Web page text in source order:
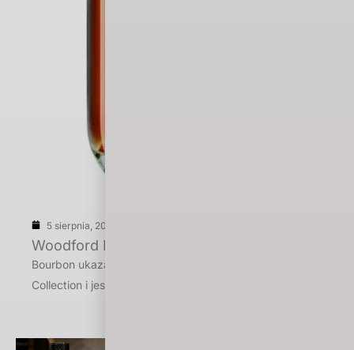
5 sierpnia, 2026
Woodford Reserve Sweet Oak
Bourbon ukazał się w 2025 roku w serii Master’s
Collection i jest jej 21. edycją. […]